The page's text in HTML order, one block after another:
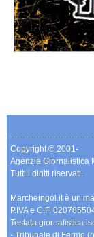
Copyright © 2001-
Agenzia Giornalistica
Tutti i diritti riservati.
Marcheingol.it è un
P.IVA e C.F.
Testata giornalistica
- Tribunale di Fermo